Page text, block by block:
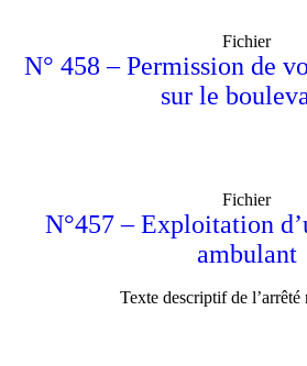
Fichier
N° 458 – Permission de
sur le
Fichier
N°457 – Exploitation
ambulant
Texte descriptif de l’arrêté